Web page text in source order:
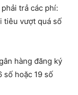
trả các phí:
tiêu vượt quá số
hàng đăng ký
số hoặc 19 số